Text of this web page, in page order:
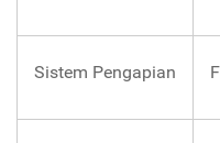
Sistem Pengapian